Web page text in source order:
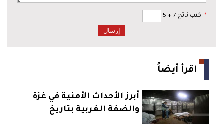
* اكتب ناتج 7 +
اقرأ أيضاً
أبرز الأحداث الأمنية في غزة
والضفة الغربية بتاريخ